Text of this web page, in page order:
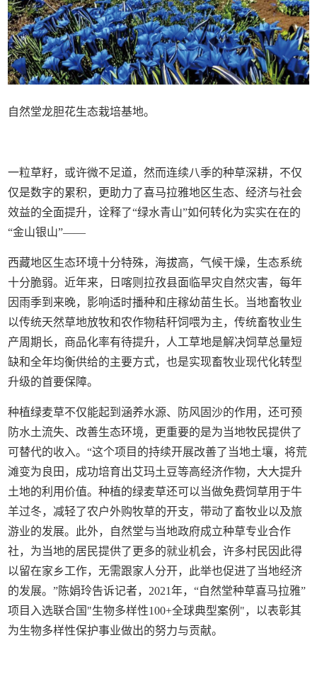
自然堂龙胆花生态栽培基地。
一粒草籽，或许微不足道，然而连续八季的种草深耕，不仅
仅是数字的累积，更助力了喜马拉雅地区生态、经济与社会
效益的全面提升，诠释了“绿水青山”如何转化为实实在在的
“金山银山”——
西藏地区生态环境十分特殊，海拔高，气候干燥，生态系统
十分脆弱。近年来，日喀则拉孜县面临旱灾自然灾害，每年
因雨季到来晚，影响适时播种和庄稼幼苗生长。当地畜牧业
以传统天然草地放牧和农作物秸秆饲喂为主，传统畜牧业生
产周期长，商品化率有待提升，人工草地是解决饲草总量短
缺和全年均衡供给的主要方式，也是实现畜牧业现代化转型
升级的首要保障。
种植绿麦草不仅能起到涵养水源、防风固沙的作用，还可预
防水土流失、改善生态环境，更重要的是为当地牧民提供了
可替代的收入。“这个项目的持续开展改善了当地土壤，将荒
滩变为良田，成功培育出艾玛土豆等高经济作物，大大提升
土地的利用价值。种植的绿麦草还可以当做免费饲草用于牛
羊过冬，减轻了农户外购牧草的开支，带动了畜牧业以及旅
游业的发展。此外，自然堂与当地政府成立种草专业合作
社，为当地的居民提供了更多的就业机会，许多村民因此得
以留在家乡工作，无需跟家人分开，此举也促进了当地经济
的发展。”陈娟玲告诉记者，2021年，“自然堂种草喜马拉雅”
项目入选联合国"生物多样性100+全球典型案例"，以表彰其
为生物多样性保护事业做出的努力与贡献。